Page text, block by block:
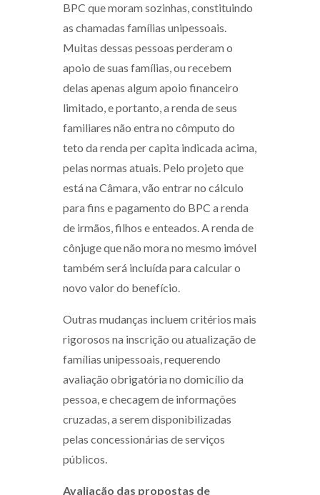
BPC que moram sozinhas, constituindo
as chamadas famílias unipessoais.
Muitas dessas pessoas perderam o
apoio de suas famílias, ou recebem
delas apenas algum apoio financeiro
limitado, e portanto, a renda de seus
familiares não entra no cômputo do
teto da renda per capita indicada acima,
pelas normas atuais. Pelo projeto que
está na Câmara, vão entrar no cálculo
para fins e pagamento do BPC a renda
de irmãos, filhos e enteados. A renda de
cônjuge que não mora no mesmo imóvel
também será incluída para calcular o
novo valor do benefício.
Outras mudanças incluem critérios mais
rigorosos na inscrição ou atualização de
famílias unipessoais, requerendo
avaliação obrigatória no domicílio da
pessoa, e checagem de informações
cruzadas, a serem disponibilizadas
pelas concessionárias de serviços
públicos.
Avaliação das propostas de